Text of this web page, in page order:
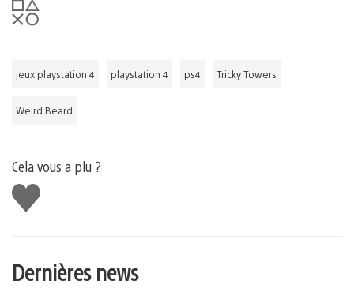
jeux playstation 4 playstation 4 ps4 Tricky Towers
Weird Beard
Cela vous a plu ?
J'aime
Dernières news